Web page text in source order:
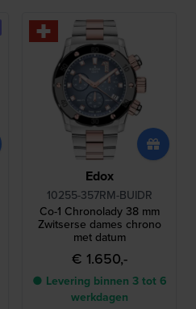
Edox
10255-357RM-BUIDR
Co-1 Chronolady 38 mm
Zwitserse dames chrono
met datum
€ 1.650,-
● Levering binnen 3 tot 6
werkdagen